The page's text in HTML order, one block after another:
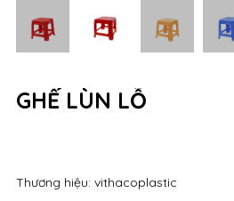
GHẾ LÙN LỖ
Thương hiệu: vithacoplastic